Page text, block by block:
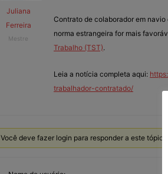
Juliana
Ferreira
Mestre
Contrato de colaborador em
norma estrangeira for mais
Trabalho (TST).
Leia a notícia completa aqui:
trabalhador-contratado/
Você deve fazer login para responder a este tópico.